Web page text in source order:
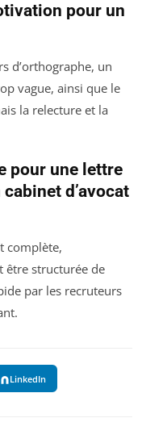
pour un
d’orthographe, un
vague, ainsi que le
la relecture et la
pour une lettre
d’avocat
complète,
être structurée de
par les recruteurs
LinkedIn